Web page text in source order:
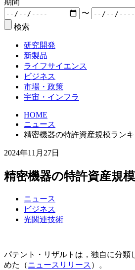
期間
〜
検索
研究開発
新製品
ライフサイエンス
ビジネス
市場・政策
宇宙・インフラ
HOME
ニュース
精密機器の特許資産規模ラン
2024年11月27日
精密機器の特許資産規
ニュース
ビジネス
光関連技術
パテント・リザルトは，独自に分類
めた（ニュースリリース ）。